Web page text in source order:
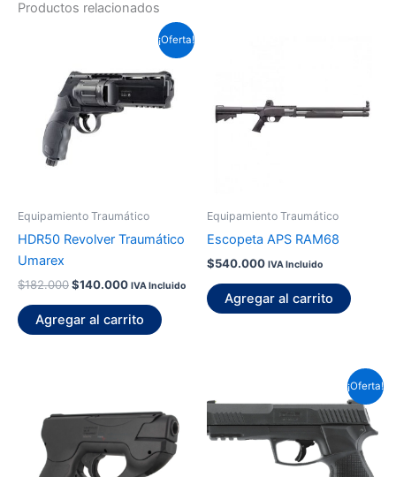
Productos relacionados
¡Oferta!
Equipamiento Traumático
HDR50 Revolver Traumático
Umarex
$182.000
era:
$182.000.
$140.000
precio
es:
$140.000.
IVA Incluido
Agregar al carrito
Equipamiento Traumático
Escopeta APS RAM68
$540.000 IVA Incluido
Agregar al carrito
¡Oferta!
original
era:
$182.000.
precio
actual
es:
$170.000.